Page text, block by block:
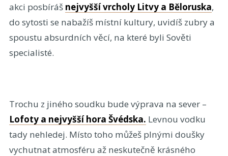
akci posbíráš nejvyšší vrcholy Litvy a Běloruska,
do sytosti se nabažíš místní kultury, uvidíš zubry a
spoustu absurdních věcí, na které byli Sověti
specialisté.
Trochu z jiného soudku bude výprava na sever –
Lofoty a nejvyšší hora Švédska. Levnou vodku
tady nehledej. Místo toho můžeš plnými doušky
vychutnat atmosféru až neskutečně krásného